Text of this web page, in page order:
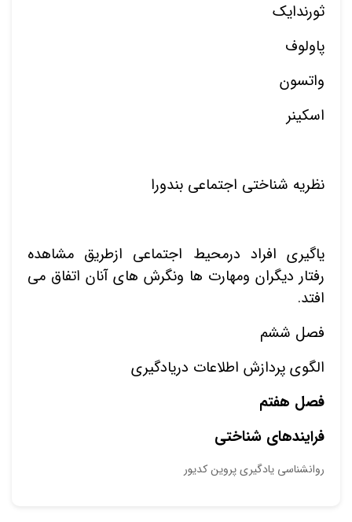
ثورندایک
پاولوف
واتسون
اسکینر
نظریه شناختی اجتماعی بندورا
یاگیری افراد درمحیط اجتماعی ازطریق مشاهده
رفتار دیگران ومهارت ها ونگرش های آنان اتفاق می
افتد.
فصل ششم
الگوی پردازش اطلاعات دریادگیری
فصل هفتم
فرایندهای شناختی
روانشناسی یادگیری پروین کدیور